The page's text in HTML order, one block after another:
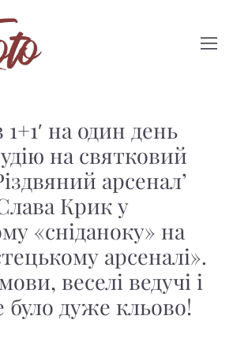
на один день
на святковий
арсенал’
Крик у
«сніданоку» на
арсеналі».
веселі ведучі і
було дуже кльово!